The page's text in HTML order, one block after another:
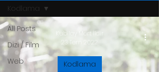
All Posts
Dizi / Film
Web
Kodlama
Kodlama
Kubilay Mert İldir
23 Tem 2022